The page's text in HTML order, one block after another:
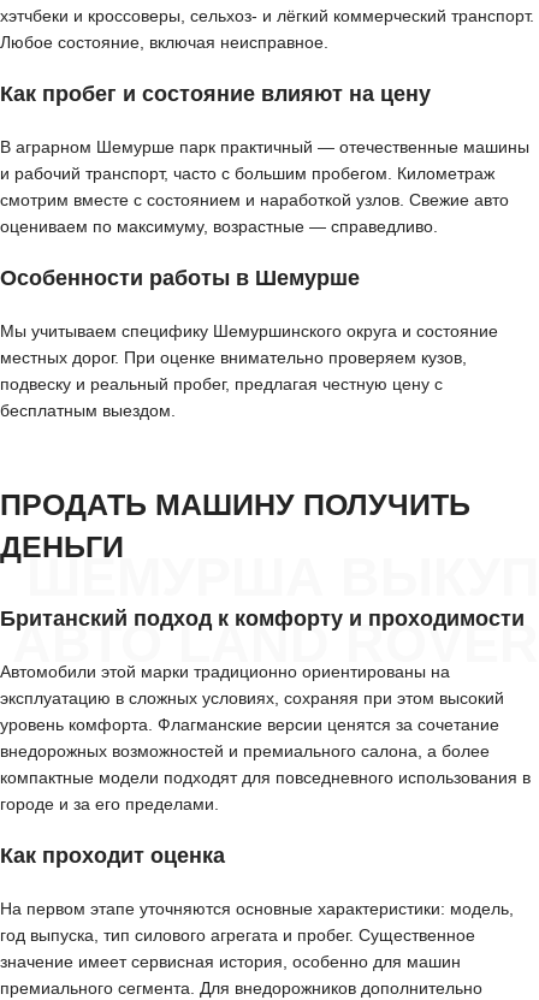
хэтчбеки и кроссоверы, сельхоз- и лёгкий коммерческий транспорт.
Любое состояние, включая неисправное.
Как пробег и состояние влияют на цену
В аграрном Шемурше парк практичный — отечественные машины
и рабочий транспорт, часто с большим пробегом. Километраж
смотрим вместе с состоянием и наработкой узлов. Свежие авто
оцениваем по максимуму, возрастные — справедливо.
Особенности работы в Шемурше
Мы учитываем специфику Шемуршинского округа и состояние
местных дорог. При оценке внимательно проверяем кузов,
подвеску и реальный пробег, предлагая честную цену с
бесплатным выездом.
ШЕМУРША ВЫКУП
АВТО LAND ROVER
ПРОДАТЬ МАШИНУ ПОЛУЧИТЬ
ДЕНЬГИ
Британский подход к комфорту и проходимости
Автомобили этой марки традиционно ориентированы на
эксплуатацию в сложных условиях, сохраняя при этом высокий
уровень комфорта. Флагманские версии ценятся за сочетание
внедорожных возможностей и премиального салона, а более
компактные модели подходят для повседневного использования в
городе и за его пределами.
Как проходит оценка
На первом этапе уточняются основные характеристики: модель,
год выпуска, тип силового агрегата и пробег. Существенное
значение имеет сервисная история, особенно для машин
премиального сегмента. Для внедорожников дополнительно